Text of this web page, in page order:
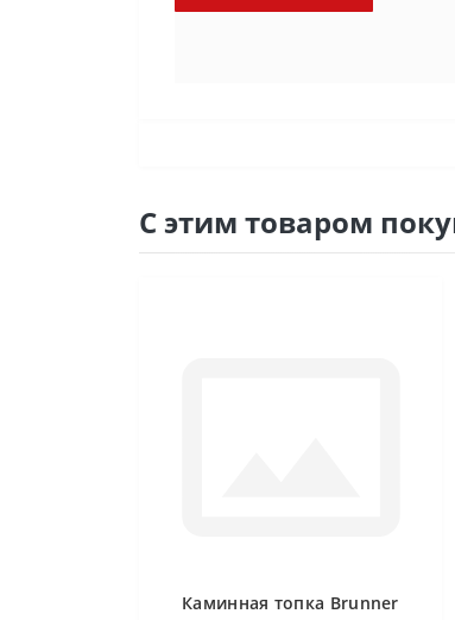
С этим товаром
Каминная топка Brunner